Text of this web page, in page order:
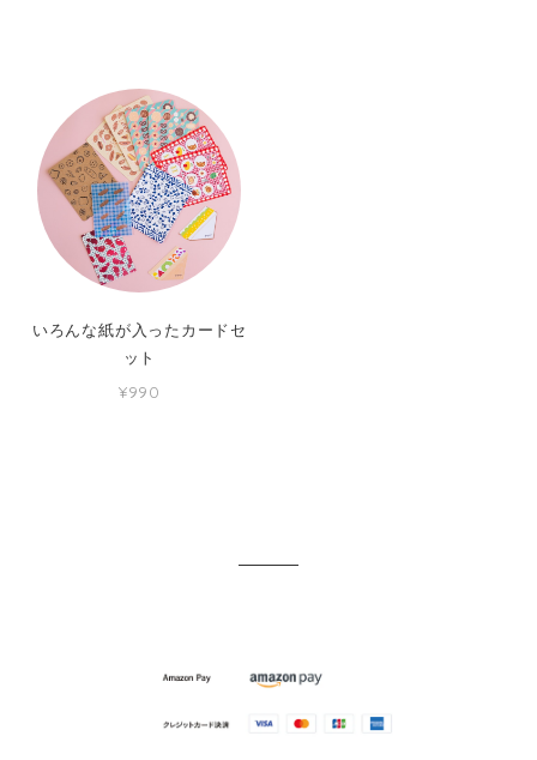
いろんな紙が入ったカードセ
ット
¥990